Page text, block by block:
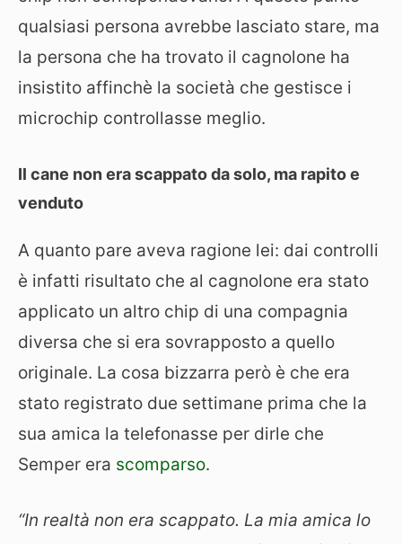
qualsiasi persona avrebbe lasciato stare, ma
la persona che ha trovato il cagnolone ha
insistito affinchè la società che gestisce i
microchip controllasse meglio.
Il cane non era scappato da solo, ma rapito e
venduto
A quanto pare aveva ragione lei: dai controlli
è infatti risultato che al cagnolone era stato
applicato un altro chip di una compagnia
diversa che si era sovrapposto a quello
originale. La cosa bizzarra però è che era
stato registrato due settimane prima che la
sua amica la telefonasse per dirle che
Semper era scomparso.
“In realtà non era scappato. La mia amica lo